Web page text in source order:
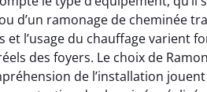
d’un ramonage de cheminée
et l’usage du chauffage varient
des foyers. Le choix de
de l’installation